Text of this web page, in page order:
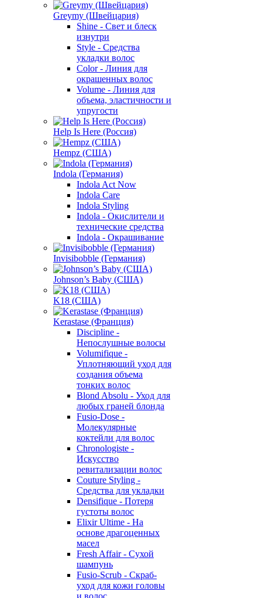
Greymy (Швейцария)
Shine - Свет и блеск
изнутри
Style - Средства
укладки волос
Color - Линия для
окрашенных волос
Volume - Линия для
объема, эластичности и
упругости
Help Is Here (Россия)
Hempz (США)
Indola (Германия)
Indola Act Now
Indola Care
Indola Styling
Indola - Окислители и
технические средства
Indola - Окрашивание
Invisibobble (Германия)
Johnson’s Baby (США)
K18 (США)
Kerastase (Франция)
Discipline -
Непослушные волосы
Volumifique -
Уплотняющий уход для
создания объема
тонких волос
Blond Absolu - Уход для
любых граней блонда
Fusio-Dose -
Молекулярные
коктейли для волос
Chronologiste -
Искусство
ревитализации волос
Couture Styling -
Средства для укладки
Densifique - Потеря
густоты волос
Elixir Ultime - На
основе драгоценных
масел
Fresh Affair - Сухой
шампунь
Fusio-Scrub - Скраб-
уход для кожи головы
и волос